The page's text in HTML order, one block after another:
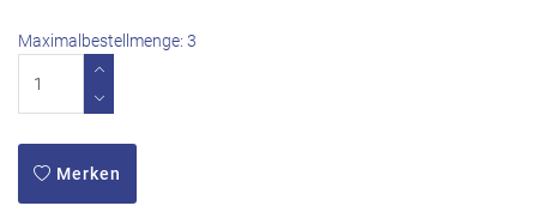
Maximalbestellmenge: 3
Merken